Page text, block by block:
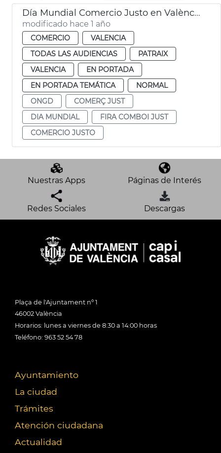
Día Mundial Comercio Justo en València
modificado hace 1 año
COMERCIO
VALENCIA
TODAS LAS AUDIENCIAS
PATRAIX
VALENCIA
EN PORTADA
EN PORTADA TEMÁTICA
NORMAL
ONGD
COMERÇ JUST
DIA MUNDIAL
FIRA COMBOI JUST
COMERCIO JUSTO
Nuestras Apps Páginas de Interés
Redes Sociales Descargas
Plaça de l'Ajuntament nº 1
46002 València
Horarios: lunes a viernes de 8:30 a 14:00 horas
Teléfono: 963 52 54 78
Ayuntamiento
La ciudad
Trámites
Atención ciudadana
Actualidad